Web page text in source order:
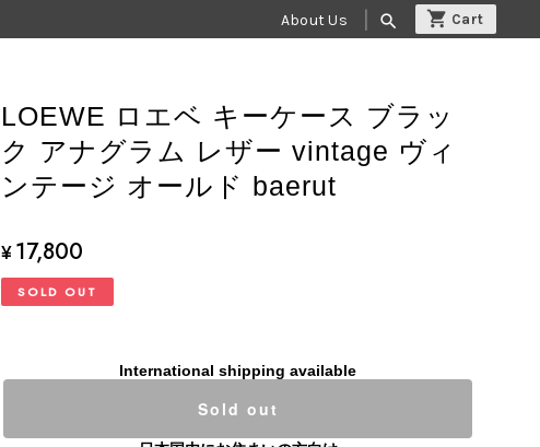
About Us search
LOEWE ロエベ キーケース ブラッ
ク アナグラム レザー vintage ヴィ
ンテージ オールド baerut
¥17,800
SOLD OUT
International shipping available
Sold out